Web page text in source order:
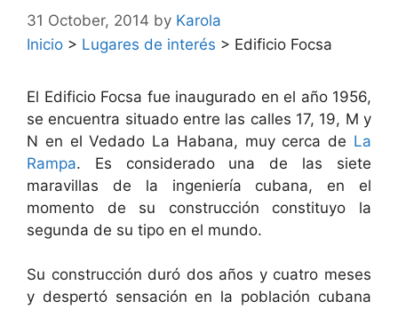
31 October, 2014 by Karola
Inicio > Lugares de interés > Edificio Focsa
El Edificio Focsa fue inaugurado en el año 1956,
se encuentra situado entre las calles 17, 19, M y
N en el Vedado La Habana, muy cerca de La
Rampa. Es considerado una de las siete
maravillas de la ingeniería cubana, en el
momento de su construcción constituyo la
segunda de su tipo en el mundo.
Su construcción duró dos años y cuatro meses
y despertó sensación en la población cubana